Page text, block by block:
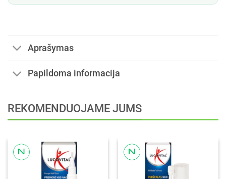
Aprašymas
Papildoma informacija
REKOMENDUOJAME JUMS